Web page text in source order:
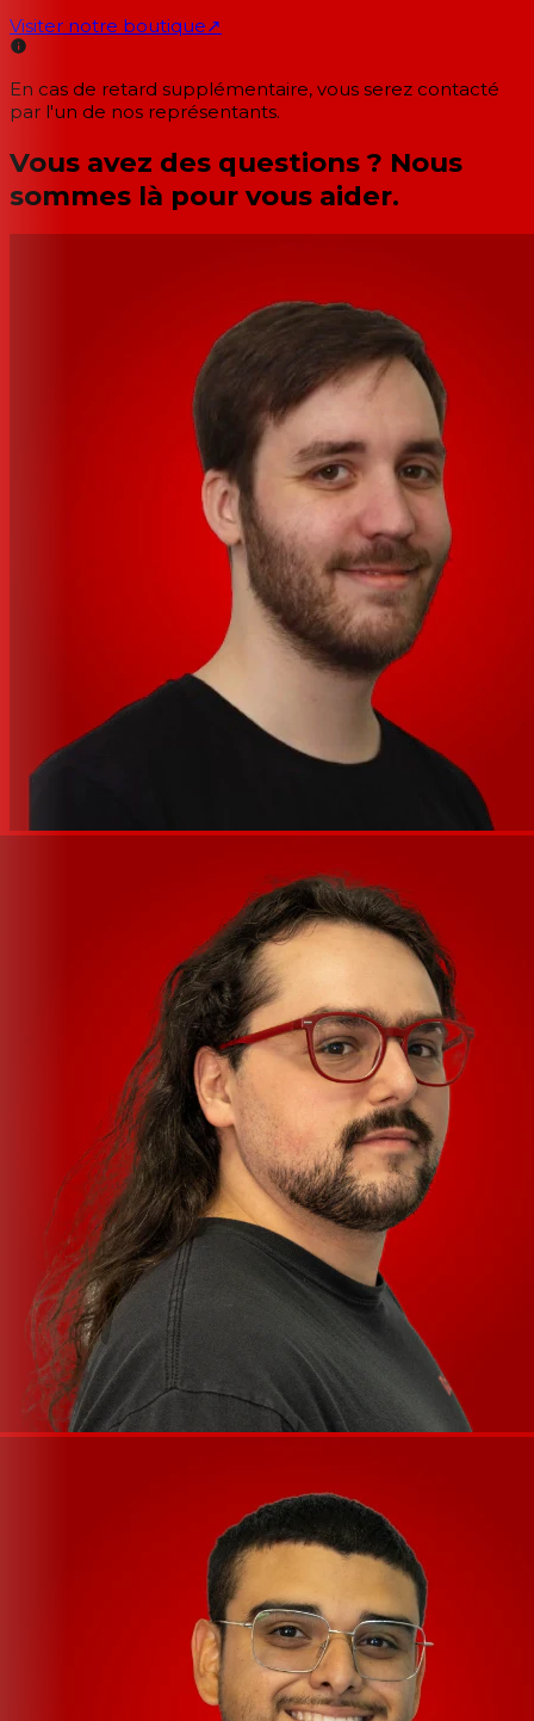
Visiter notre boutique↗
En cas de retard supplémentaire, vous serez contacté
par l'un de nos représentants.
Vous avez des questions ? Nous
sommes là pour vous aider.